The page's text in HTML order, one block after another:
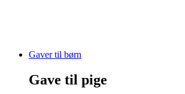
Gaver til børn
Gave til pige